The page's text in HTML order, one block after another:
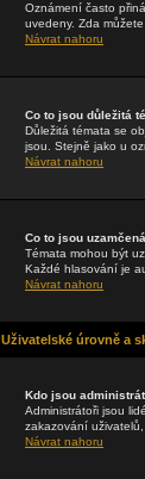
Oznámení často
uvedeny. Zda
Návrat nahoru
Co to jsou důležitá
Důležitá témata se
jsou. Stejně jako u
Návrat nahoru
Co to jsou
Témata mohou být
Každé hlasování je
Návrat nahoru
Uživatelské úrovně a
Kdo jsou
Administrátoři jsou
zakazování
Návrat nahoru